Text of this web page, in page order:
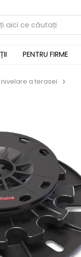
PENTRU FIRME
a terasei